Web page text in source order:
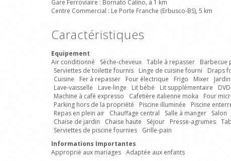
Gare Ferroviaire : Bornato Calino, à 1 km
Centre Commercial : Le Porte Franche (Erbusco-BS), 5 km
Caractéristiques
Equipement
Air conditionné
Sèche-cheveux Table à repasser
Barbecue
Serviettes de toilette fournis
Linge de cuisine fourni Draps
Cuisine
Fer à repasser Four électrique Frigo Mixer
Lave-vaisselle
Lave-linge Lit bébé Lit supplémentaire DVD
Machine à café expresso
Cafetière italienne moka Four
Parking hors de la propriété
Piscine illuminée Piscine
Repas en plein air
Chauffage central Salle à manger Salon
Chaise de jardin
Chaise haute Séjour Presse-agrumes
Serviettes de piscine fournies
Grille-pain
Informations Importantes
Approprié aux mariages Adaptée aux enfants